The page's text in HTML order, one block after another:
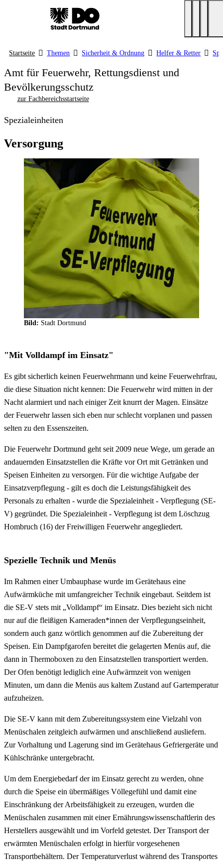
Startseite Themen Sicherheit & Ordnung Helfer & Retter
Amt für Feuerwehr, Rettungsdienst und
Bevölkerungsschutz
zur Fachbereichsstartseite
Spezialeinheiten
Versorgung
Bild: Stadt Dortmund
"Mit Volldampf im Einsatz"
Es gibt sicherlich keinen Feuerwehrmann und keine Feuerwehrfrau,
die diese Situation nicht kennen: Die Feuerwehr wird mitten in der
Nacht alarmiert und nach einiger Zeit knurrt der Magen. Einsätze
der Feuerwehr lassen sich eben nur schlecht vorplanen und passen
selten zu den Essenszeiten.
Die Feuerwehr Dortmund geht seit 2009 neue Wege, um gerade an
andauernden Einsatzstellen die Kräfte vor Ort mit Getränken und
Speisen Einheiten zu versorgen. Für die wichtige Aufgabe der
Einsatzverpflegung - gilt es doch die Leistungsfähigkeit des
Personals zu erhalten - wurde die Spezialeinheit - Verpflegung (SE-
V) gegründet. Die Spezialeinheit - Verpflegung ist dem Löschzug
Hombruch (16) der Freiwilligen Feuerwehr angegliedert.
Spezielle Technik und Menüs
Im Rahmen einer Umbauphase wurde im Gerätehaus eine
Aufwärmküche mit umfangreicher Technik eingebaut. Seitdem ist
die SE-V stets mit „Volldampf“ im Einsatz. Dies bezieht sich nicht
nur auf die fleißigen Kameraden*innen der Verpflegungseinheit,
sondern auch ganz wörtlich genommen auf die Zubereitung der
Speisen. Ein Dampfgarofen bereitet die gelagerten Menüs auf, die
dann in Thermoboxen zu den Einsatzstellen transportiert werden.
Der Ofen benötigt lediglich eine Aufwärmzeit von wenigen
Minuten, um dann die Menüs aus kaltem Zustand auf Gartemperatur
aufzuheizen.
Die SE-V kann mit dem Zubereitungssystem eine Vielzahl von
Menüschalen zeitgleich aufwärmen und anschließend ausliefern.
Zur Vorhaltung und Lagerung sind im Gerätehaus Gefriergeräte und
Kühlschränke untergebracht.
Um dem Energiebedarf der im Einsatz gerecht zu werden, ohne
durch die Speise ein übermäßiges Völlegefühl und damit eine
Einschränkung der Arbeitsfähigkeit zu erzeugen, wurden die
Menüschalen zusammen mit einer Ernährungswissenschaftlerin des
Herstellers ausgewählt und im Vorfeld getestet. Der Transport der
erwärmten Menüschalen erfolgt in hierfür vorgesehenen
Transportbehältern. Der Temperaturverlust während des Transportes